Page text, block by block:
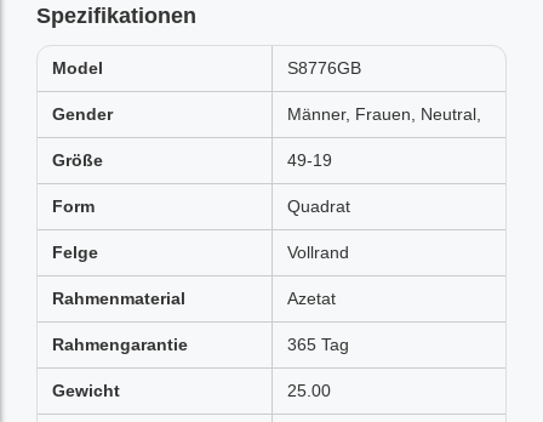
Spezifikationen
Model S8776GB
Gender Männer, Frauen, Neutral,
Größe 49-19
Form Quadrat
Felge Vollrand
Rahmenmaterial Azetat
Rahmengarantie 365 Tag
Gewicht 25.00